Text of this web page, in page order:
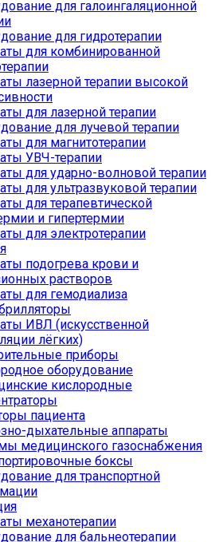
для галоингаляционной
для гидротерапии
для комбинированной
лазерной терапии высокой
для лазерной терапии
для лучевой терапии
для магнитотерапии
УВЧ-терапии
для ударно-волновой терапии
для ультразвуковой терапии
для терапевтической
и гипертермии
для электротерапии
подогрева крови и
растворов
для гемодиализа
ИВЛ (искусственной
лёгких)
приборы
оборудование
кислородные
пациента
дыхательные аппараты
медицинского газоснабжения
боксы
для транспортной
механотерапии
для бальнеотерапии